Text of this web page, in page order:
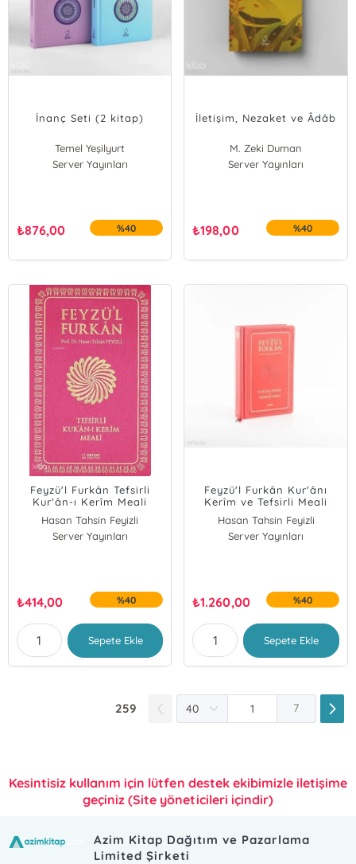
İnanç Seti (2 kitap)
Temel Yeşilyurt
Server Yayınları
₺876,00 %40
İletişim, Nezaket ve Âdâb
M. Zeki Duman
Server Yayınları
₺198,00 %40
Feyzü'l Furkân Tefsirli
Kur'ân-ı Kerîm Meali
(Sempatik Cep Boy - İnce
Cilt - Fuşya)
Hasan Tahsin Feyizli
Server Yayınları
₺414,00 %40
Sepete Ekle
Feyzü'l Furkân Kur'ânı
Kerîm ve Tefsirli Meali
(Orta Boy Ciltli ) Pembe
Hasan Tahsin Feyizli
Server Yayınları
₺1.260,00 %40
Sepete Ekle
259 7
Kesintisiz kullanım için lütfen destek ekibimizle iletişime
geçiniz (Site yöneticileri içindir)
Azim Kitap Dağıtım ve Pazarlama
Limited Şirketi